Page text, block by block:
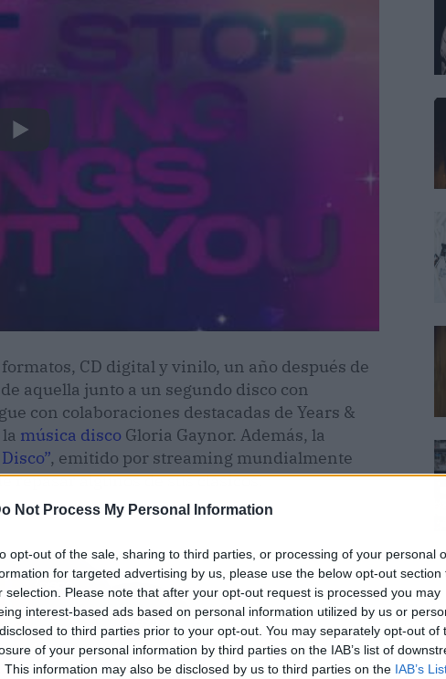
Not Process My Personal Information
opt-out of the sale, sharing to third parties, or processing of your personal
for targeted advertising by us, please use the below opt-out section
selection. Please note that after your opt-out request is processed you may
interest-based ads based on personal information utilized by us or
to third parties prior to your opt-out. You may separately opt-out of
of your personal information by third parties on the IAB’s list of
This information may also be disclosed by us to third parties on the IAB’s
CD digital y vinilo, un año después de
aquella junto a un segundo disco con
con colaboraciones destacadas de Years &
música disco Gloria Gaynor. Además, la
, emitido por streaming mundialmente
repasar algunos de sus clásicos.